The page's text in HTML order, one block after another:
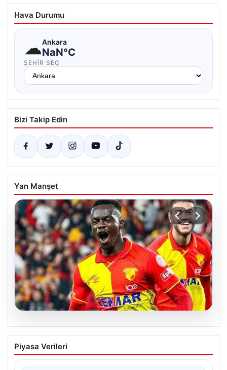
Hava Durumu
☁Ankara
NaN°C
ŞEHIR SEÇ
Bizi Takip Edin
Yan Manşet
07.08.2026
Göztepe para basacak! Yine dev satış
geliyor
Piyasa Verileri